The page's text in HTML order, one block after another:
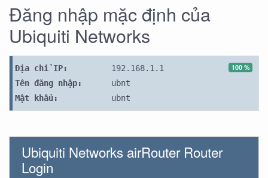
Đăng nhập mặc định của
Ubiquiti Networks
100 %
Địa chỉ IP:
192.168.1.1
Tên đăng nhập:
ubnt
Mật khẩu:
ubnt
Ubiquiti Networks airRouter Router
Login